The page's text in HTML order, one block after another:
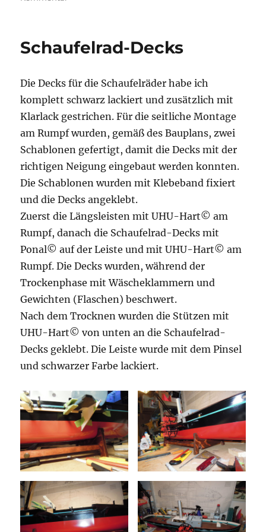
Schaufelrad-Decks
Die Decks für die Schaufelräder habe ich
komplett schwarz lackiert und zusätzlich mit
Klarlack gestrichen. Für die seitliche Montage
am Rumpf wurden, gemäß des Bauplans, zwei
Schablonen gefertigt, damit die Decks mit der
richtigen Neigung eingebaut werden konnten.
Die Schablonen wurden mit Klebeband fixiert
und die Decks angeklebt.
Zuerst die Längsleisten mit UHU-Hart© am
Rumpf, danach die Schaufelrad-Decks mit
Ponal© auf der Leiste und mit UHU-Hart© am
Rumpf. Die Decks wurden, während der
Trockenphase mit Wäscheklammern und
Gewichten (Flaschen) beschwert.
Nach dem Trocknen wurden die Stützen mit
UHU-Hart© von unten an die Schaufelrad-
Decks geklebt. Die Leiste wurde mit dem Pinsel
und schwarzer Farbe lackiert.